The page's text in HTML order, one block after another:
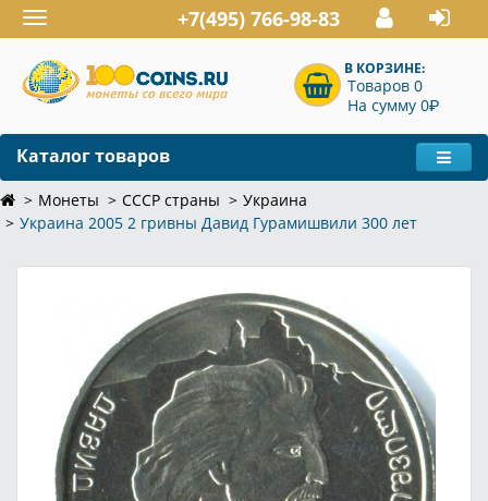
Toggle
navigation
+7(495) 766-98-83
В КОРЗИНЕ:
Товаров 0
На сумму 0P
Каталог товаров
Монеты СССР страны
Украина
Украина 2005 2 гривны Давид Гурамишвили 300 лет